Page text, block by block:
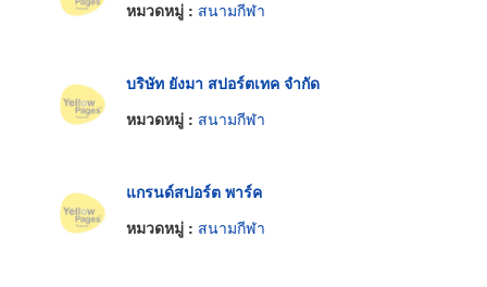
หมวดหมู่ : สนามกีฬา
บริษัท ยังมา สปอร์ตเทค จำกัด
หมวดหมู่ : สนามกีฬา
แกรนด์สปอร์ต พาร์ค
หมวดหมู่ : สนามกีฬา